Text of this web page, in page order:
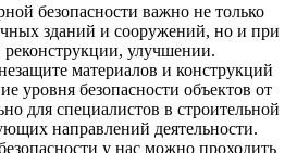
безопасности важно не только
зданий и сооружений, но и при
реконструкции, улучшении.
материалов и конструкций
уровня безопасности объектов от
для специалистов в строительной
направлений деятельности.
у нас можно проходить